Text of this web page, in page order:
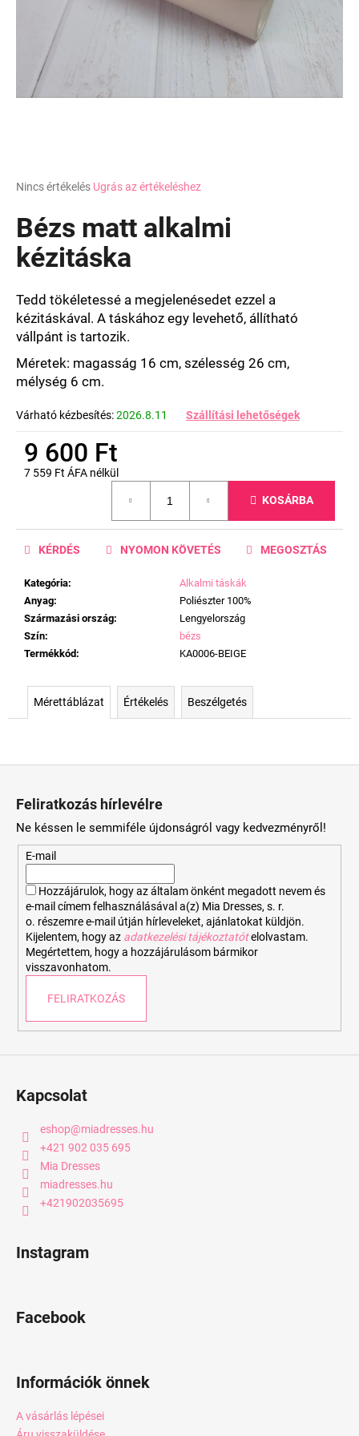
A
átlagos
értékelése
5-
ből
csillag.
Nincs értékelés Ugrás az értékeléshez
Bézs matt alkalmi
kézitáska
Tedd tökéletessé a megjelenésedet ezzel a
kézitáskával. A táskához egy levehető, állítható
vállpánt is tartozik.
Méretek: magasság 16 cm, szélesség 26 cm,
mélység 6 cm.
Várható kézbesítés:2026.8.11 Szállítási lehetőségek
9 600 Ft
7 559 Ft ÁFA nélkül
KOSÁRBA
Kategória:
Alkalmi táskák
Anyag:
Poliészter 100%
Származási ország:
Lengyelország
Szín:
bézs
Termékkód: KA0006-BEIGE
KÉRDÉS NYOMON KÖVETÉS MEGOSZTÁS
Mérettáblázat Értékelés Beszélgetés
n
Feliratkozás hírlevélre
Ne késsen le semmiféle újdonságról vagy kedvezményről!
E-mail
Hozzájárulok, hogy az általam önként megadott nevem és
e-mail címem felhasználásával a(z) Mia Dresses, s. r.
o. részemre e-mail útján hírleveleket, ajánlatokat küldjön.
Kijelentem, hogy az adatkezelési tájékoztatót elolvastam.
Megértettem, hogy a hozzájárulásom bármikor
visszavonhatom.
FELIRATKOZÁS
Kapcsolat
eshop@miadresses.hu
+421 902 035 695
Mia Dresses
miadresses.hu
+421902035695
Instagram
Facebook
Információk önnek
A vásárlás lépései